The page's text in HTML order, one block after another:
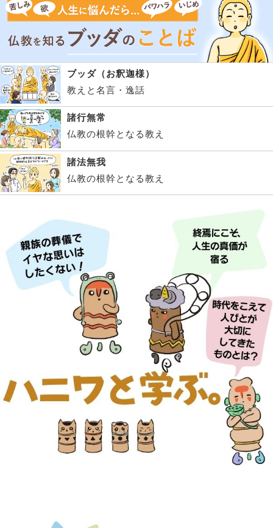
ブッダ（お釈迦様）
教えと名言・逸話
諸行無常
仏教の根幹となる教え
諸法無我
仏教の根幹となる教え